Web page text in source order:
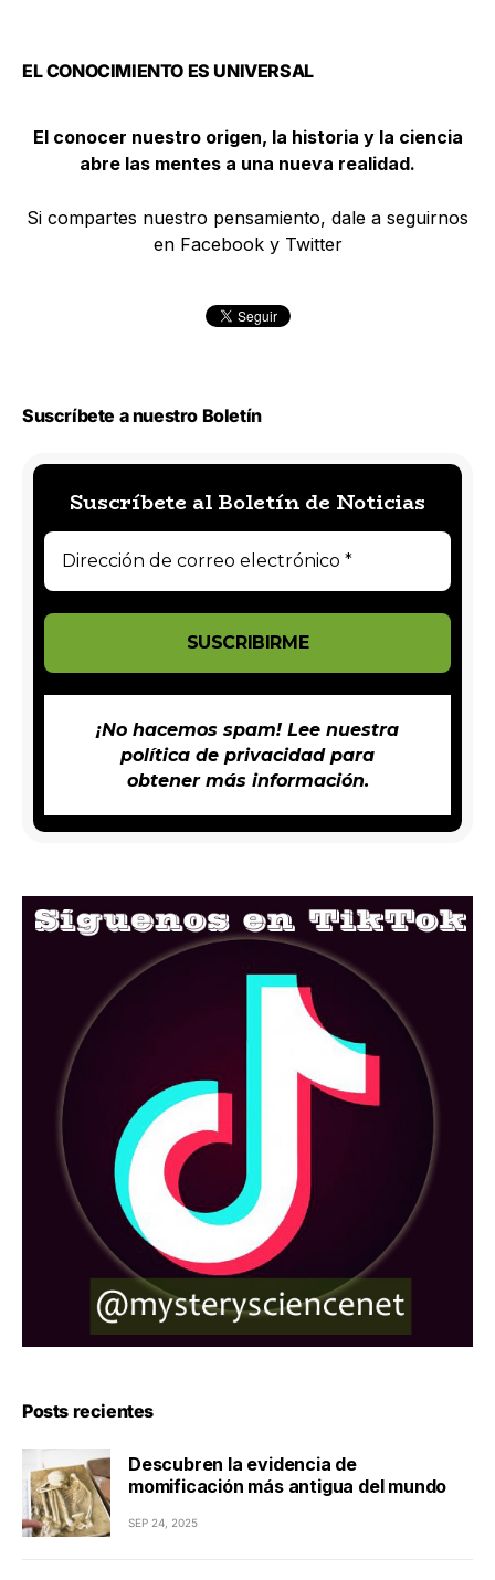
EL CONOCIMIENTO ES UNIVERSAL
El conocer nuestro origen, la historia y la ciencia
abre las mentes a una nueva realidad.
Si compartes nuestro pensamiento, dale a seguirnos
en Facebook y Twitter
Suscríbete a nuestro Boletín
Suscríbete al Boletín de Noticias
¡No hacemos spam! Lee nuestra
política de privacidadpara
obtener más información.
Posts recientes
Descubren la evidencia de
momificación más antigua del mundo
SEP 24, 2025